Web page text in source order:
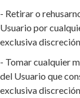
- Retirar o
Usuario por
exclusiva
- Tomar cualquier
del Usuario que
exclusiva